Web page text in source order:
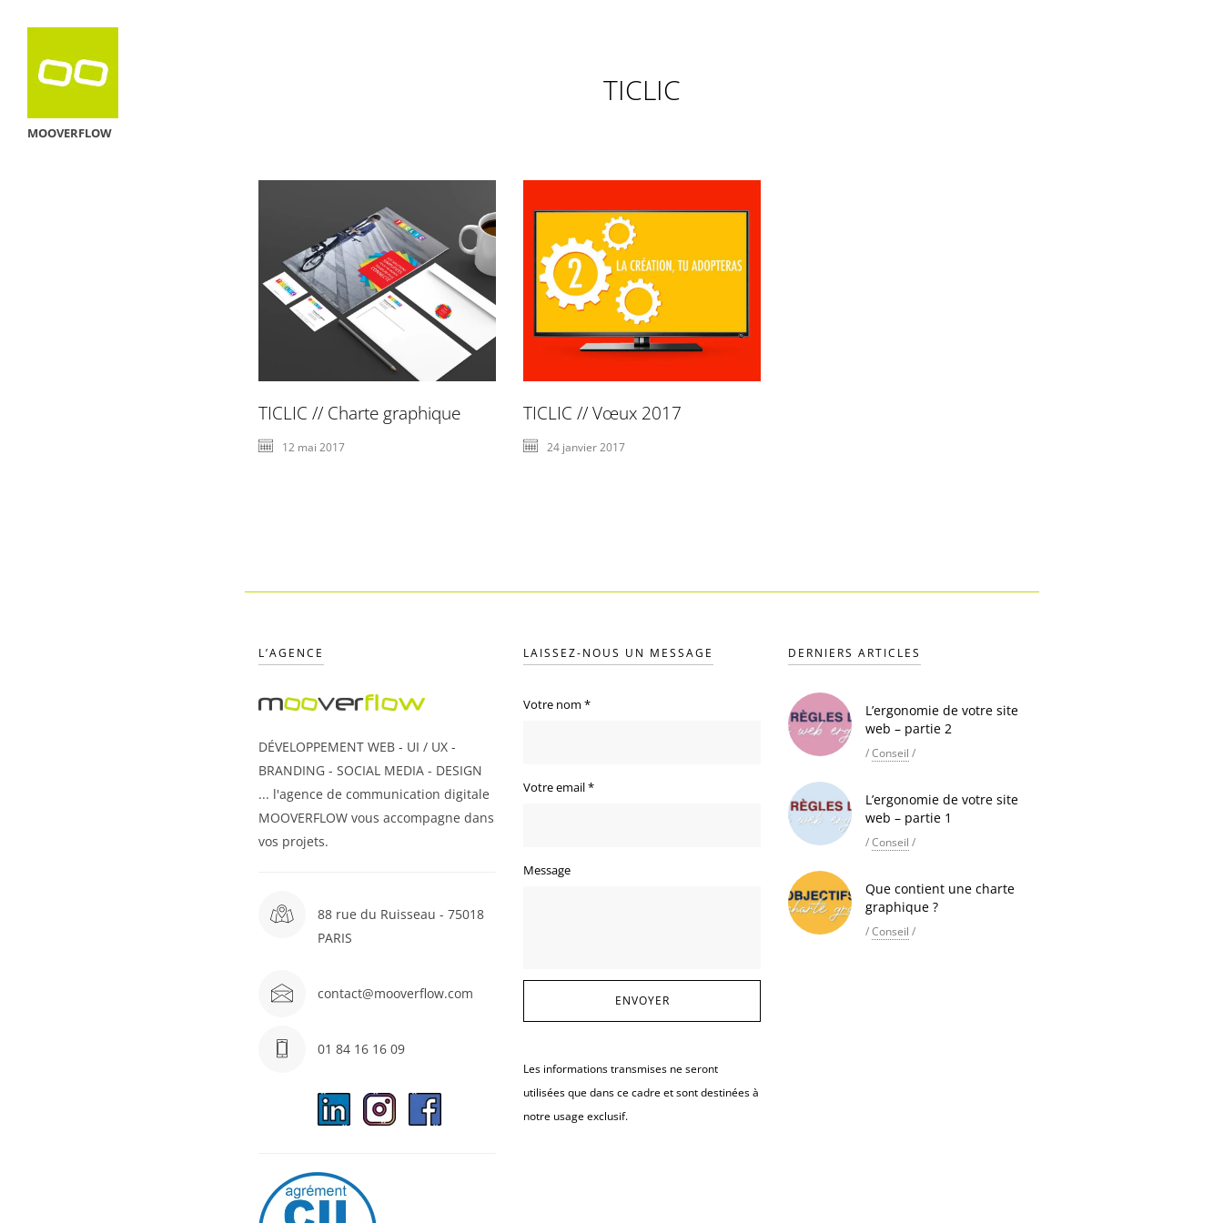
MOOVERFLOW
TICLIC
TICLIC // Charte graphique
12 mai 2017
TICLIC // Vœux 2017
24 janvier 2017
L’AGENCE
DÉVELOPPEMENT WEB - UI / UX -
BRANDING - SOCIAL MEDIA - DESIGN
... l'agence de communication digitale
MOOVERFLOW vous accompagne dans
vos projets.
88 rue du Ruisseau - 75018
PARIS
contact@mooverflow.com
01 84 16 16 09
LAISSEZ-NOUS UN MESSAGE
Votre nom *
Votre email*
Message
Les informations transmises ne seront
utilisées que dans ce cadre et sont destinées à
notre usage exclusif.
DERNIERS ARTICLES
L’ergonomie de votre site
web – partie 2
/Conseil /
L’ergonomie de votre site
web – partie 1
/Conseil /
Que contient une charte
graphique ?
/Conseil /